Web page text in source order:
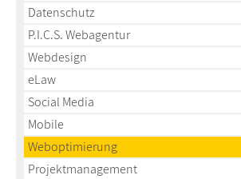
Datenschutz
P.I.C.S. Webagentur
Webdesign
eLaw
Social Media
Mobile
Weboptimierung
Projektmanagement